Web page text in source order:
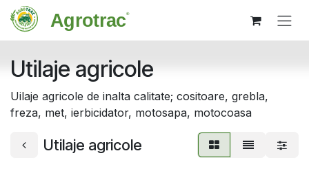
Sari la conținut
Utilaje agricole
Uilaje agricole de inalta calitate; cositoare, grebla,
freza, met, ierbicidator, motosapa, motocoasa
Utilaje agricole